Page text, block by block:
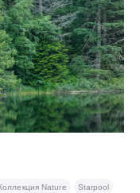
Коллекция Nature Starpool